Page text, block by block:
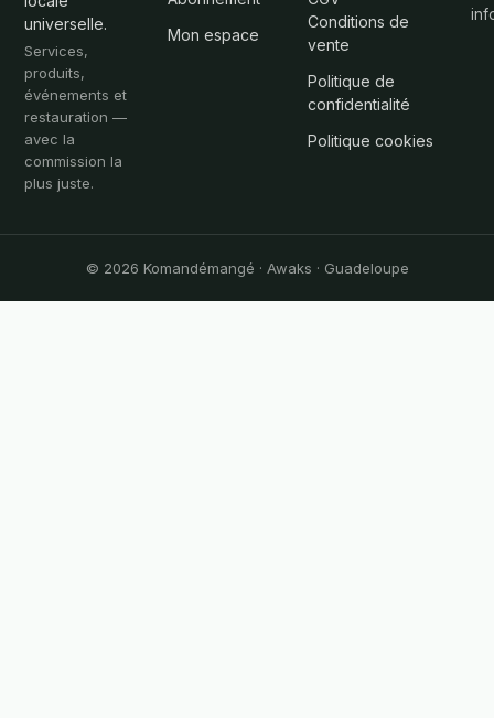
universelle.
Services,
produits,
événements et
restauration —
avec la
commission la
plus juste.
Mon espace
Conditions de
vente
Politique de
confidentialité
Politique cookies
© 2026 Komandémangé · Awaks · Guadeloupe